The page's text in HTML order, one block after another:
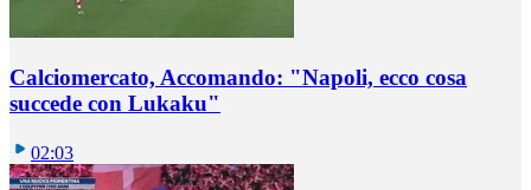
Calciomercato, Accomando: "Napoli, ecco cosa
succede con Lukaku"
02:03